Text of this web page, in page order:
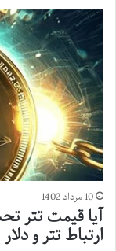
10 مرداد 1402
آیا قیمت تتر
ارتباط تتر و دلار